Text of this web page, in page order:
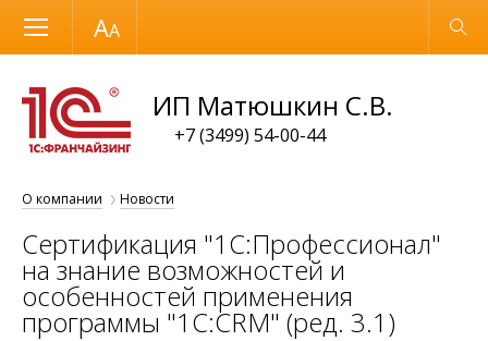
Размер шрифта Обычная версия
ИП Матюшкин С.В.
+7 (3499) 54-00-44
О компании Новости
Сертификация "1С:Профессионал"
на знание возможностей и
особенностей применения
программы "1С:CRM" (ред. 3.1)